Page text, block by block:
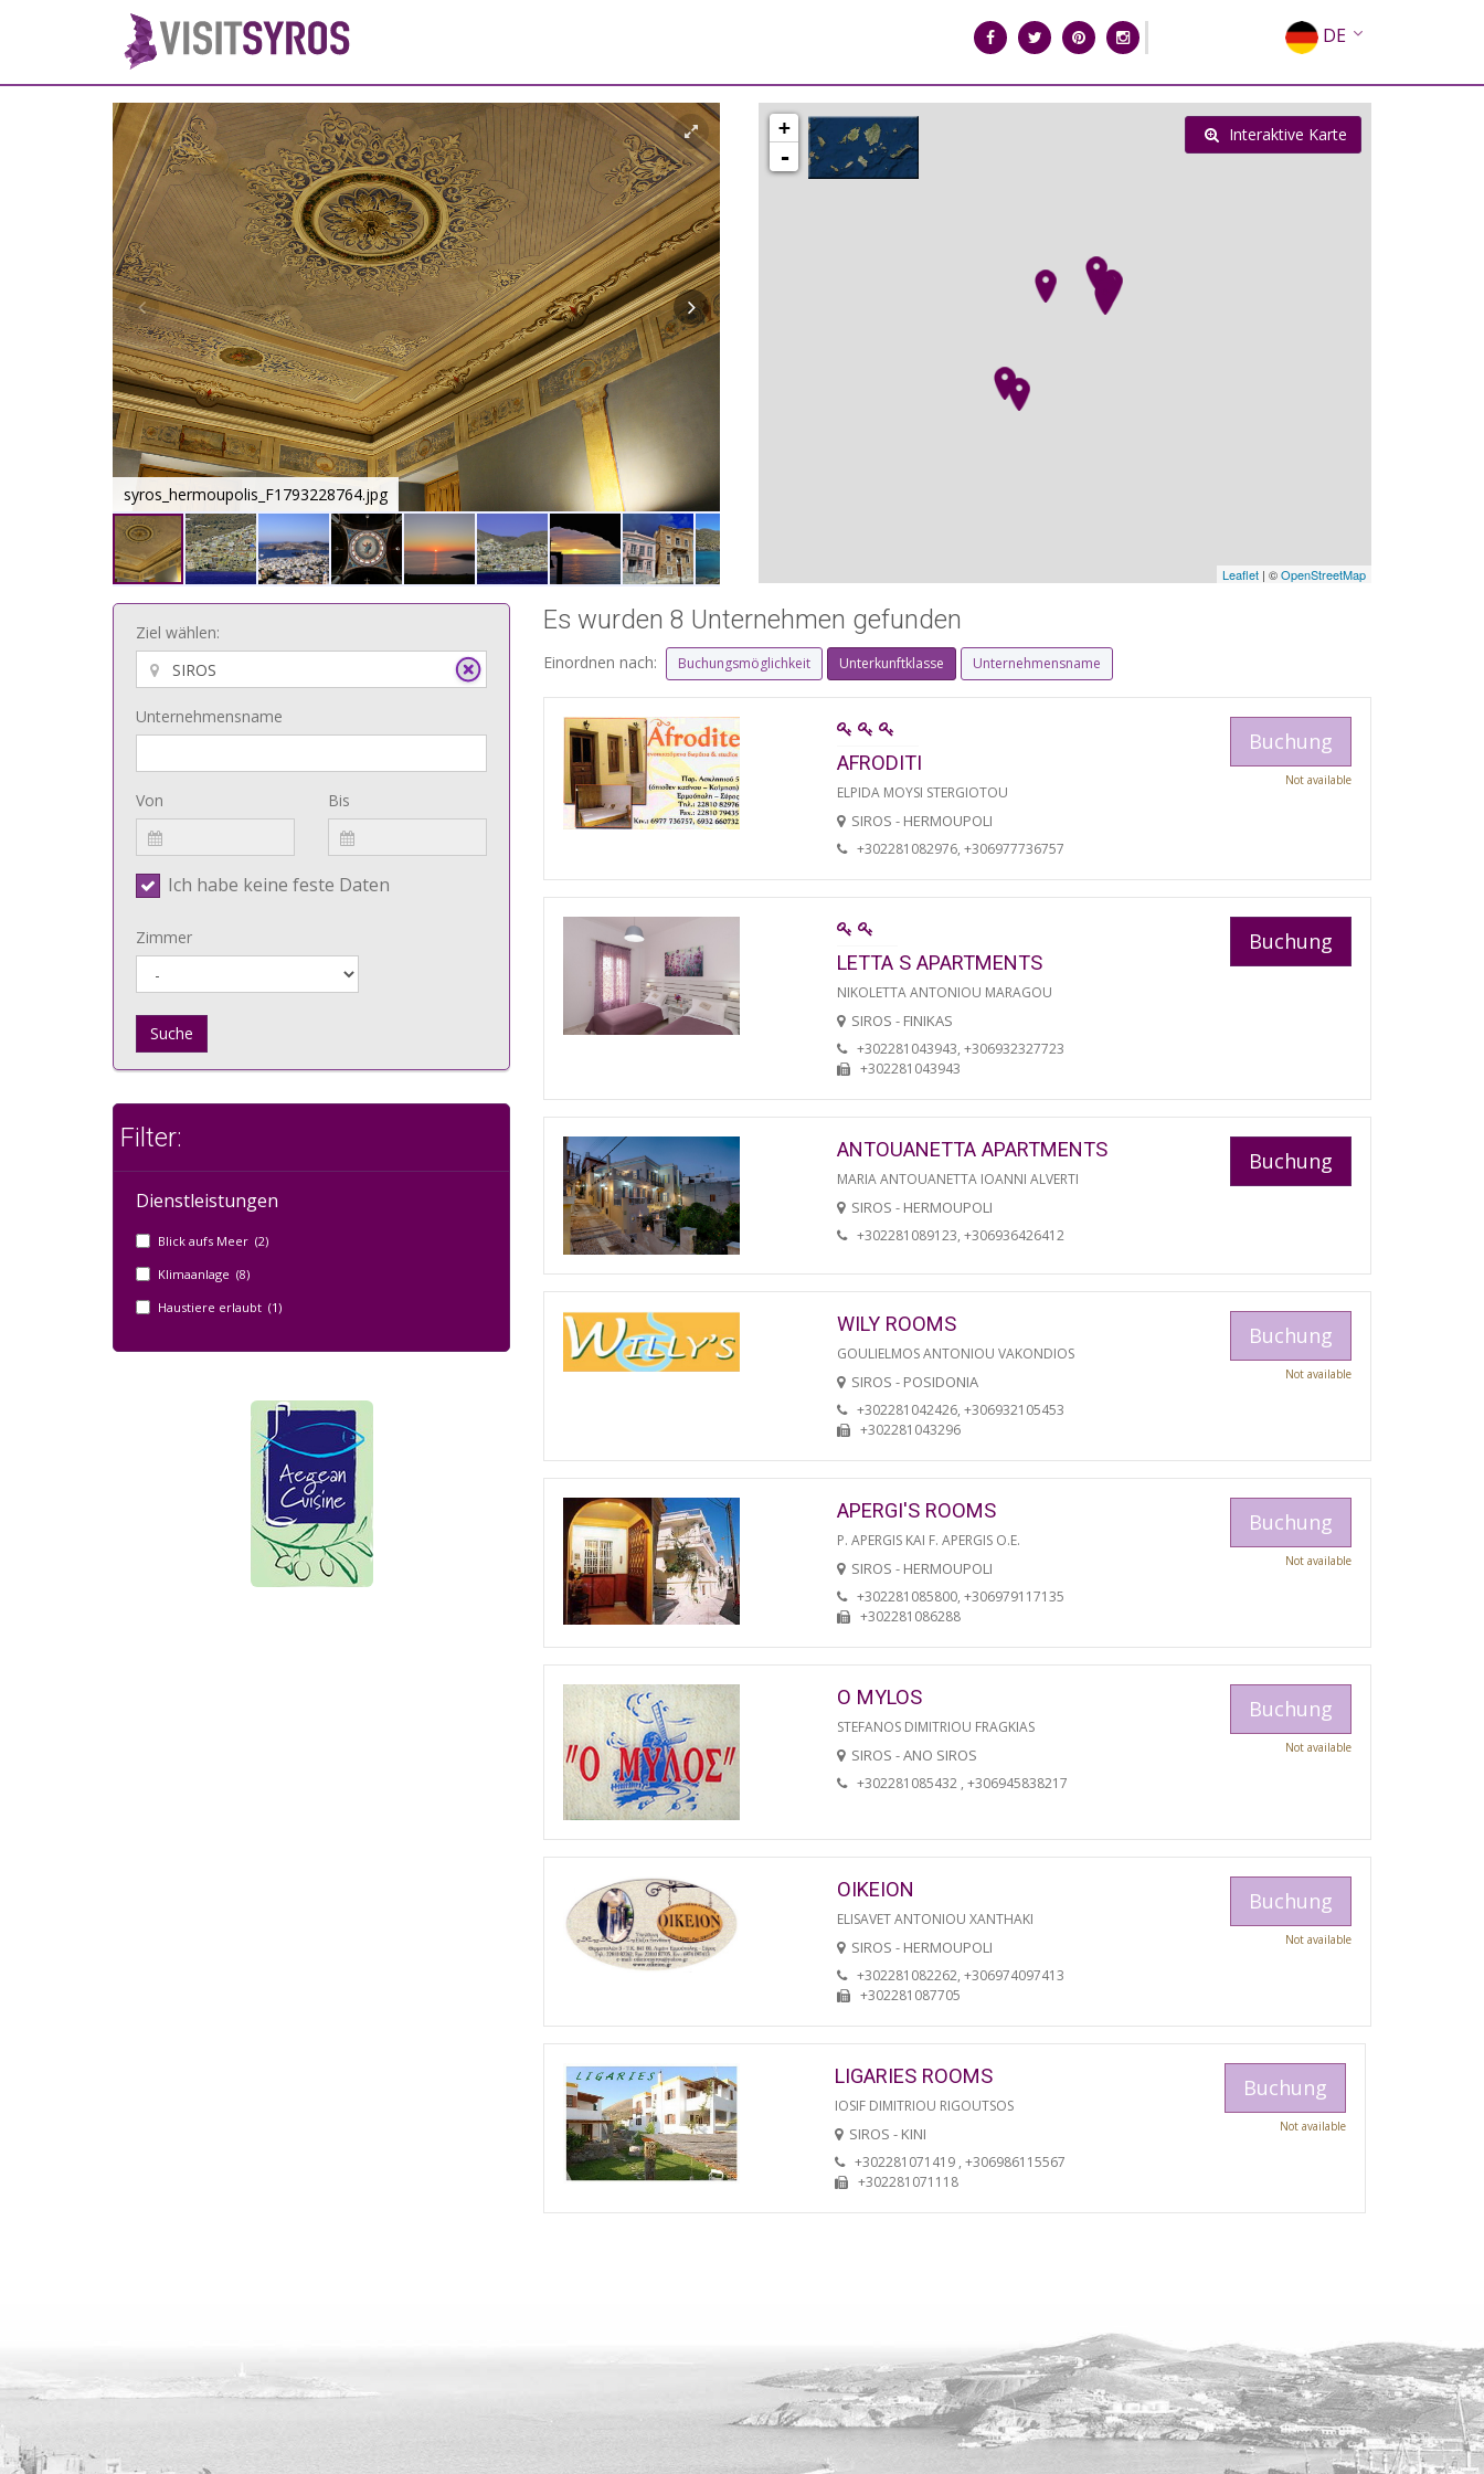
DE
EN
EL
syros_hermoupolis_F1793228764.jpg
+
-
Leaflet | ©OpenStreetMap
Interaktive Karte
Ziel wählen:
Unternehmensname
Von Bis
Ich habe keine feste Daten
Zimmer
Suche
Filter:
Dienstleistungen
Blick aufs Meer (2)
Klimaanlage (8)
Haustiere erlaubt (1)
Es wurden 8 Unternehmen gefunden
Einordnen nach: Buchungsmöglichkeit Unterkunftklasse Unternehmensname
AFRODITI
ELPIDA MOYSI STERGIOTOU
SIROS - HERMOUPOLI
+302281082976, +306977736757
Buchung
Not available
LETTA S APARTMENTS
NIKOLETTA ANTONIOU MARAGOU
SIROS - FINIKAS
+302281043943, +306932327723
+302281043943
Buchung
ANTOUANETTA APARTMENTS
MARIA ANTOUANETTA IOANNI ALVERTI
SIROS - HERMOUPOLI
+302281089123, +306936426412
Buchung
WILY ROOMS
GOULIELMOS ANTONIOU VAKONDIOS
SIROS - POSIDONIA
+302281042426, +306932105453
+302281043296
Buchung
Not available
APERGI'S ROOMS
P. APERGIS KAI F. APERGIS O.E.
SIROS - HERMOUPOLI
+302281085800, +306979117135
+302281086288
Buchung
Not available
O MYLOS
STEFANOS DIMITRIOU FRAGKIAS
SIROS - ANO SIROS
+302281085432 , +306945838217
Buchung
Not available
OIKEION
ELISAVET ANTONIOU XANTHAKI
SIROS - HERMOUPOLI
+302281082262, +306974097413
+302281087705
Buchung
Not available
LIGARIES ROOMS
IOSIF DIMITRIOU RIGOUTSOS
SIROS - KINI
+302281071419 , +306986115567
+302281071118
Buchung
Not available